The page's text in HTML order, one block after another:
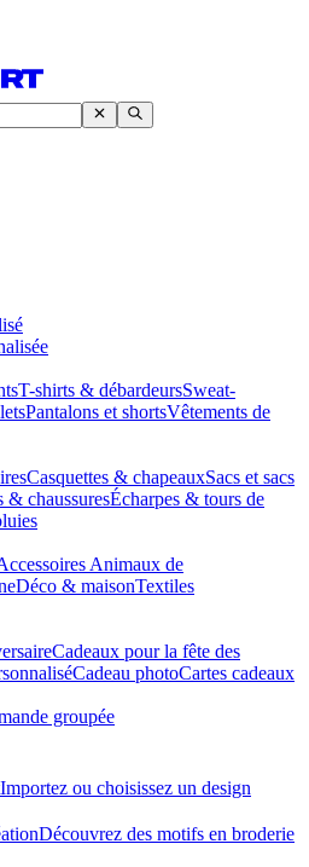
T-shirts & débardeursSweat-
Pantalons et shortsVêtements de
Casquettes & chapeauxSacs et sacs
& chaussuresÉcharpes & tours de
Animaux de
Déco & maisonTextiles
Cadeaux pour la fête des
Cadeau photoCartes cadeaux
groupée
Importez ou choisissez un design
Découvrez des motifs en broderie